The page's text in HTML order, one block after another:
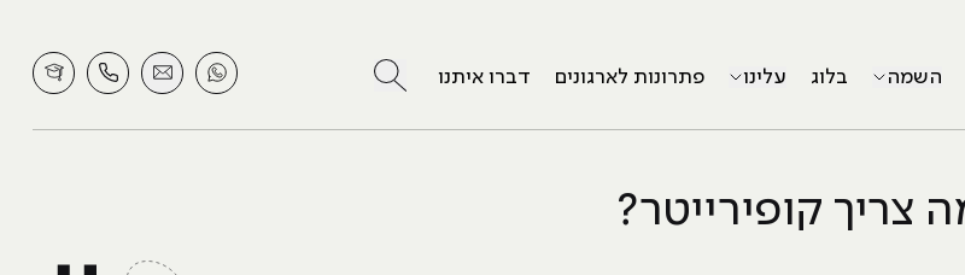
השמה בלוג עלינו פתרונות לארגונים דברו איתנו לחץ לחיפוש
צריך קופירייטר?